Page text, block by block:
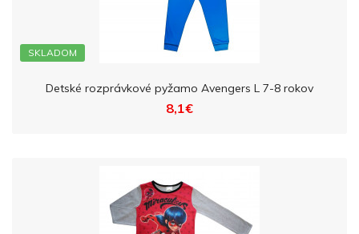
SKLADOM
Detské rozprávkové pyžamo Avengers L 7-8 rokov
8,1€